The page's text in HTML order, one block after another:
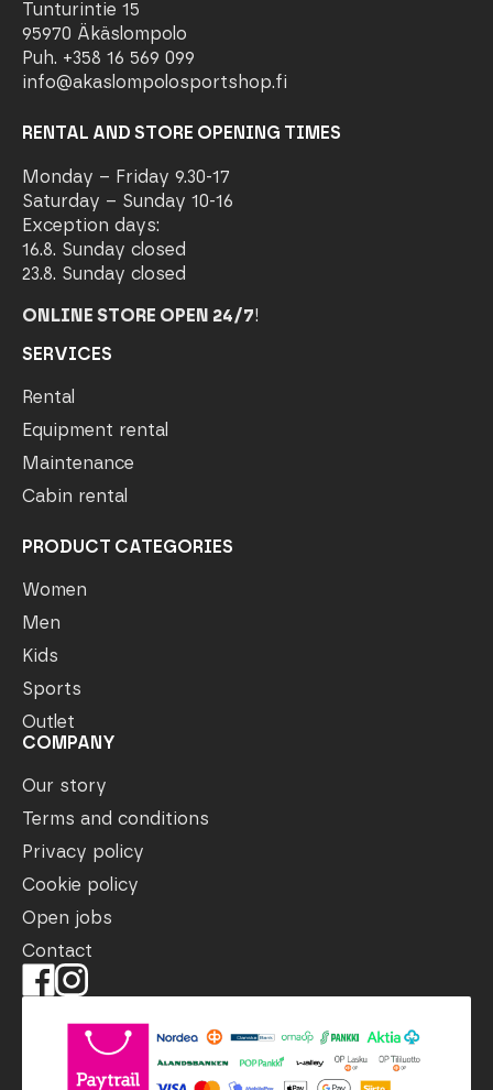
Tunturintie 15
95970 Äkäslompolo
Puh. +358 16 569 099
info@akaslompolosportshop.fi
RENTAL AND STORE OPENING TIMES
Monday – Friday 9.30-17
Saturday – Sunday 10-16
Exception days:
16.8. Sunday closed
23.8. Sunday closed
ONLINE STORE OPEN 24/7!
SERVICES
Rental
Equipment rental
Maintenance
Cabin rental
PRODUCT CATEGORIES
Women
Men
Kids
Sports
Outlet
COMPANY
Our story
Terms and conditions
Privacy policy
Cookie policy
Open jobs
Contact